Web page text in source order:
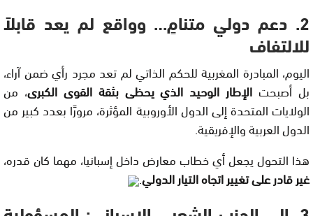
2. دعم دولي متنامٍ… وواقع لم يعد قابلاً
للالتفاف
اليوم، المبادرة المغربية للحكم الذاتي لم تعد مجرد رأي ضمن آراء،
بل أصبحت الإطار الوحيد الذي يحظى بثقة القوى الكبرى، من
الولايات المتحدة إلى الدول الأوروبية المؤثرة، مرورًا بعدد كبير من
الدول العربية والإفريقية.
هذا التحول يجعل أي خطاب معارض داخل إسبانيا، مهما كان قدره،
غير قادر على تغيير اتجاه التيار الدولي.